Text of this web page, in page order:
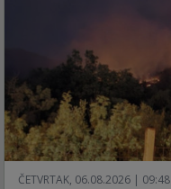
ČETVRTAK, 06.08.2026 | 09:48